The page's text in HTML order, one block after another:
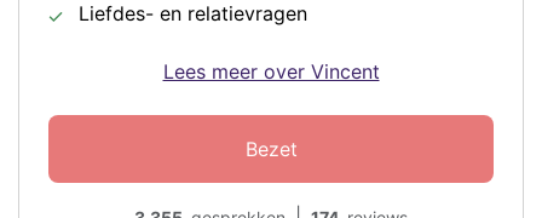
Liefdes- en relatievragen
Bezet
Lees meer over Vincent